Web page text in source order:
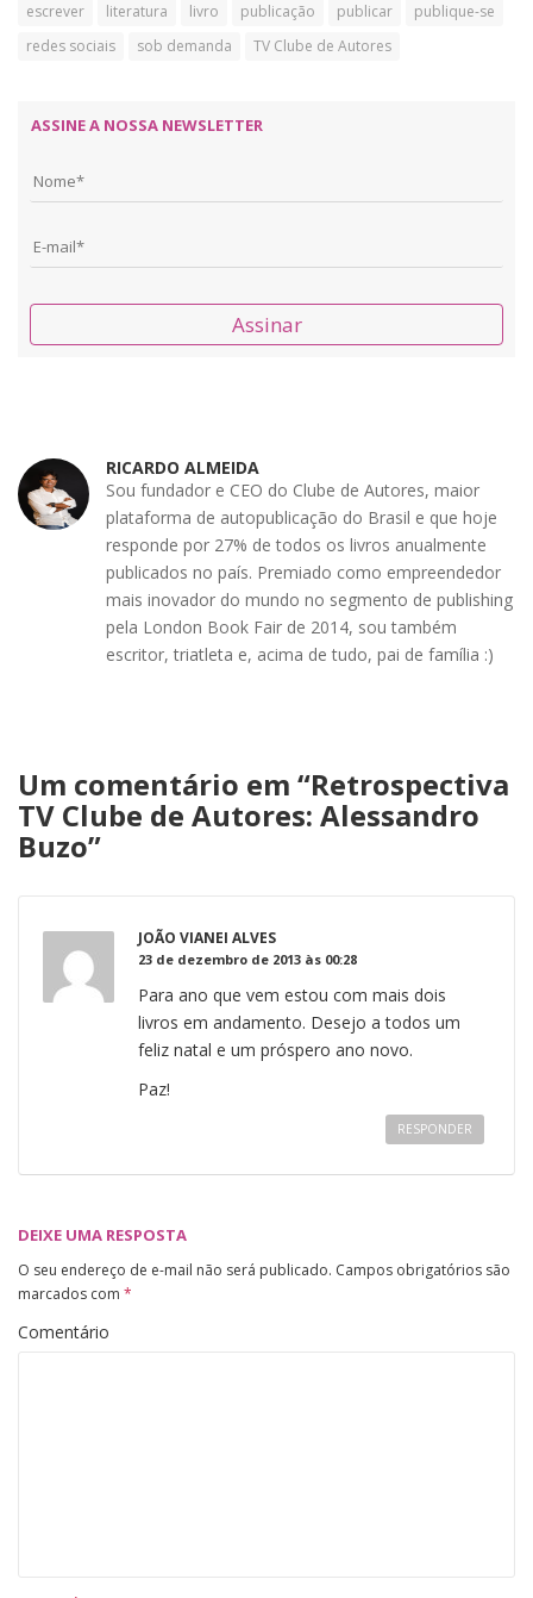
escrever
literatura livro publicação publicar
publique-se
redes sociais
sob demanda TV Clube de Autores
ASSINE A NOSSA NEWSLETTER
Assinar
RICARDO ALMEIDA
Sou fundador e CEO do Clube de Autores, maior
plataforma de autopublicação do Brasil e que hoje
responde por 27% de todos os livros anualmente
publicados no país. Premiado como empreendedor
mais inovador do mundo no segmento de publishing
pela London Book Fair de 2014, sou também
escritor, triatleta e, acima de tudo, pai de família :)
Um comentário em “Retrospectiva
TV Clube de Autores: Alessandro
Buzo”
JOÃO VIANEI ALVES
23 de dezembro de 2013 às 00:28
Para ano que vem estou com mais dois
livros em andamento. Desejo a todos um
feliz natal e um próspero ano novo.
Paz!
RESPONDER
DEIXE UMA RESPOSTA
O seu endereço de e-mail não será publicado. Campos obrigatórios são
marcados com *
Comentário